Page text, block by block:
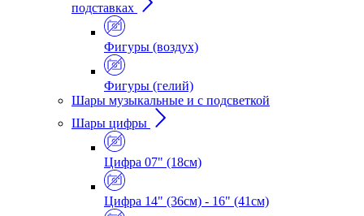
подставках
Фигуры (воздух)
Фигуры (гелий)
Шары музыкальные и с подсветкой
Шары цифры
Цифра 07" (18см)
Цифра 14" (36см) - 16" (41см)